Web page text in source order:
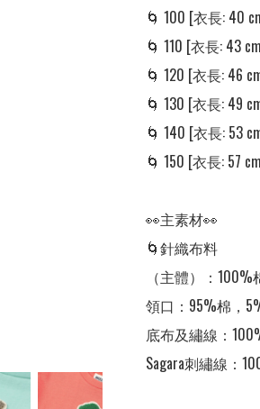
🌀 100 [衣長: 40
🌀 110 [衣長: 43
🌀 120 [衣長: 46
🌀 130 [衣長: 49
🌀 140 [衣長: 53
🌀 150 [衣長: 57
👀主素材👀
🌀針織布料
（主體）：100%
領口：95%棉，
底布及繡線：
Sagara刺繡線：